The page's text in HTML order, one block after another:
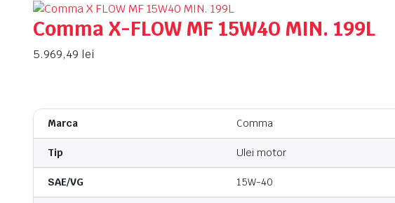
Comma X-FLOW MF 15W40 MIN. 199L
5.969,49 lei
Marca Comma
Tip Ulei motor
SAE/VG 15W-40